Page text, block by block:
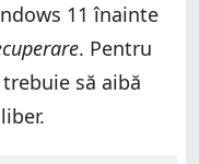
11 înainte
. Pentru
să aibă